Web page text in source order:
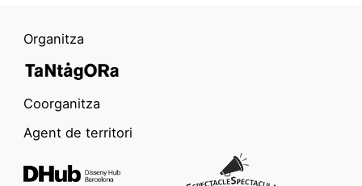
Organitza
Coorganitza
Agent de territori